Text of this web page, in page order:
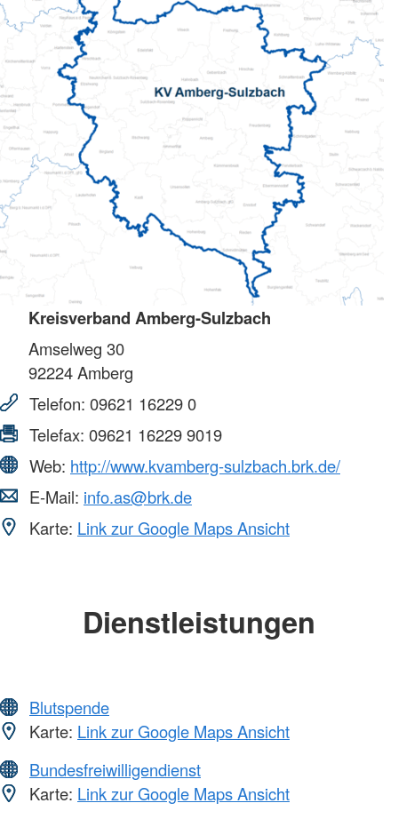
Kreisverband Amberg-Sulzbach
Amselweg 30
92224Amberg
Telefon: 09621 16229 0
Telefax: 09621 16229 9019
Web: http://www.kvamberg-sulzbach.brk.de/
E-Mail: info.as@brk.de
Karte: Link zur Google Maps Ansicht
Dienstleistungen
Blutspende
Karte: Link zur Google Maps Ansicht
Bundesfreiwilligendienst
Karte: Link zur Google Maps Ansicht